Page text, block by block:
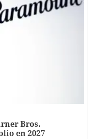
Bros.
en 2027